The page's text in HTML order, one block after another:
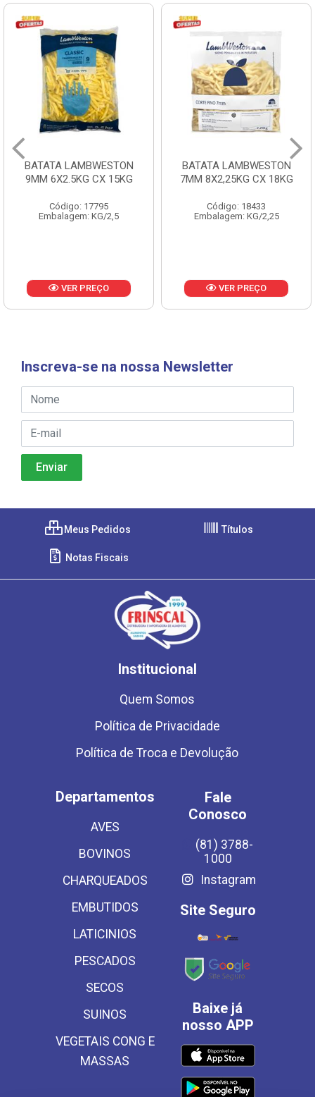
BATATA LAMBWESTON
9MM 6X2.5KG CX 15KG
Código: 17795
Embalagem: KG/2,5
VER PREÇO
BATATA LAMBWESTON
7MM 8X2,25KG CX 18KG
Código: 18433
Embalagem: KG/2,25
VER PREÇO
Inscreva-se na nossa Newsletter
Meus Pedidos Títulos
Notas Fiscais
Institucional
Quem Somos
Política de Privacidade
Política de Troca e Devolução
Departamentos
AVES
BOVINOS
CHARQUEADOS
EMBUTIDOS
LATICINIOS
PESCADOS
SECOS
SUINOS
VEGETAIS CONG E
MASSAS
Fale
Conosco
(81) 3788-
1000
Instagram
Site Seguro
Baixe já
nosso APP